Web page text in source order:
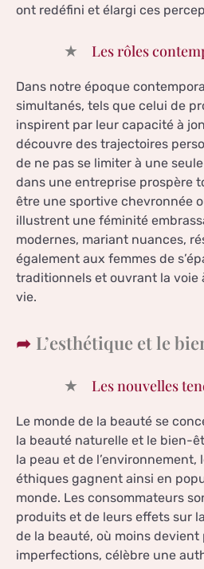
ont redéfini et élargi ces
Les rôles
Dans notre époque
simultanés, tels que celui de
inspirent par leur capacité à
découvre des trajectoires
de ne pas se limiter à une
dans une entreprise prospère
être une sportive chevronnée
illustrent une féminité
modernes, mariant nuances,
également aux femmes de
traditionnels et ouvrant la voie
vie.
L’esthétique et le
Les nouvelles
Le monde de la beauté se
la beauté naturelle et le bien-
la peau et de
éthiques gagnent ainsi en
monde. Les consommateurs
produits et de leurs effets sur
de la beauté, où moins
imperfections, célèbre une